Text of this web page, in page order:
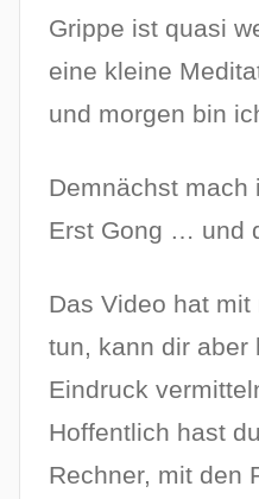
Grippe ist quasi
eine kleine
und morgen bin
Demnächst mach
Erst Gong … und
Das Video hat
tun, kann dir aber
Eindruck
Hoffentlich hast
Rechner, mit den